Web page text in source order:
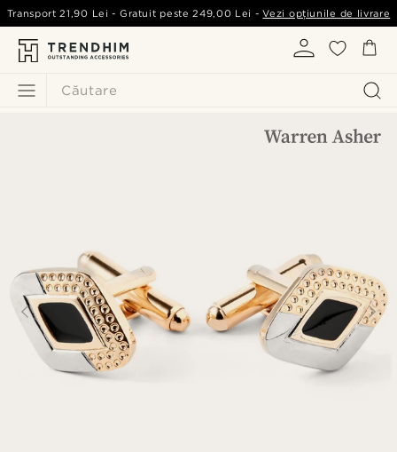
Căutare
Transport 21,90 Lei - Gratuit peste249,00 Lei -Vezi opțiunile de livrare